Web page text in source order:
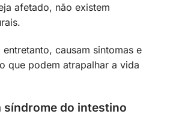
afetado, não existem
entretanto, causam sintomas e
que podem atrapalhar a vida
síndrome do intestino